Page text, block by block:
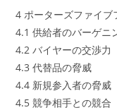
4 ポーターズファイブ
4.1 供給者のバーゲニ
4.2 バイヤーの交渉力
4.3 代替品の脅威
4.4 新規参入者の脅威
4.5 競争相手との競合